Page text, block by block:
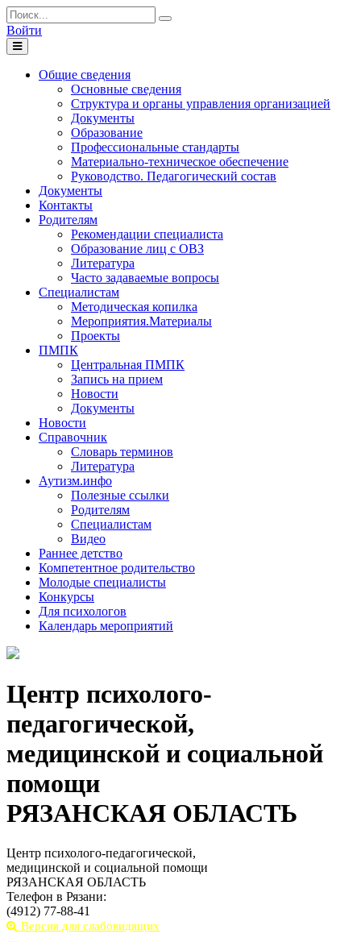
Войти
Toggle
navigation
Общие сведения
Основные сведения
Структура и органы управления организацией
Документы
Образование
Профессиональные стандарты
Материально-техническое обеспечение
Руководство. Педагогический состав
Документы
Контакты
Родителям
Рекомендации специалиста
Образование лиц с ОВЗ
Литература
Часто задаваемые вопросы
Специалистам
Методическая копилка
Мероприятия.Материалы
Проекты
ПМПК
Центральная ПМПК
Запись на прием
Новости
Документы
Новости
Справочник
Словарь терминов
Литература
Аутизм.инфо
Полезные ссылки
Родителям
Специалистам
Видео
Раннее детство
Компетентное родительство
Молодые специалисты
Конкурсы
Для психологов
Календарь мероприятий
Центр психолого-
педагогической,
медицинской и социальной
помощи
РЯЗАНСКАЯ ОБЛАСТЬ
Центр психолого-педагогической,
медицинской и социальной помощи
РЯЗАНСКАЯ ОБЛАСТЬ
Телефон в Рязани:
(4912) 77-88-41
Версия для слабовидящих